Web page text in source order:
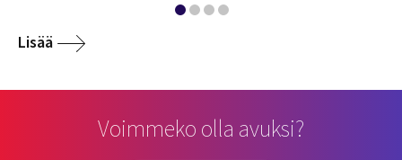
Lisää
Voimmeko olla avuksi?